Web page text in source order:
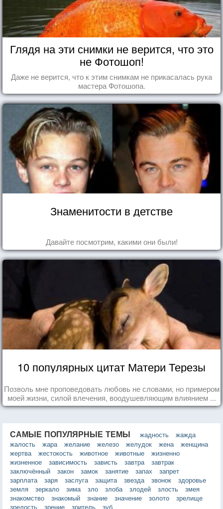
Глядя на эти снимки не верится, что это
не Фотошоп!
Даже не верится, что к этим снимкам не прикасалась рука
мастера Фотошопа.
Знаменитости в детстве
Давайте посмотрим, какими они были!
10 популярных цитат Матери Терезы
Позволь мне проповедовать любовь не словами, но примером
моей жизни, силой влечения, воодушевляющим влиянием ...
САМЫЕ ПОПУЛЯРНЫЕ ТЕМЫ жадность
жажда
жалость
жара желание железо желудок жена
женщина
жертва
жестокость животное животные
жизненно
жизненное
зависимость зависть завтра
завтрак
заключённый
закон замок занятие запах
запрет
зарплата
заря заслуга защита звезда звонок
здоровье
земля
зеркало зима зло злоба злодей злость
змея
знакомство
знакомый знание значение золото
зрелище
зрелость
зрение зритель зуб